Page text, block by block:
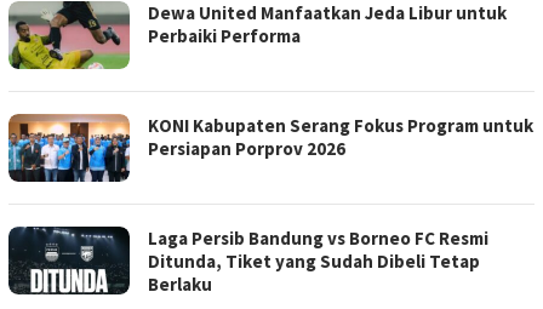
Dewa United Manfaatkan Jeda Libur untuk
Perbaiki Performa
KONI Kabupaten Serang Fokus Program untuk
Persiapan Porprov 2026
Laga Persib Bandung vs Borneo FC Resmi
Ditunda, Tiket yang Sudah Dibeli Tetap
Berlaku